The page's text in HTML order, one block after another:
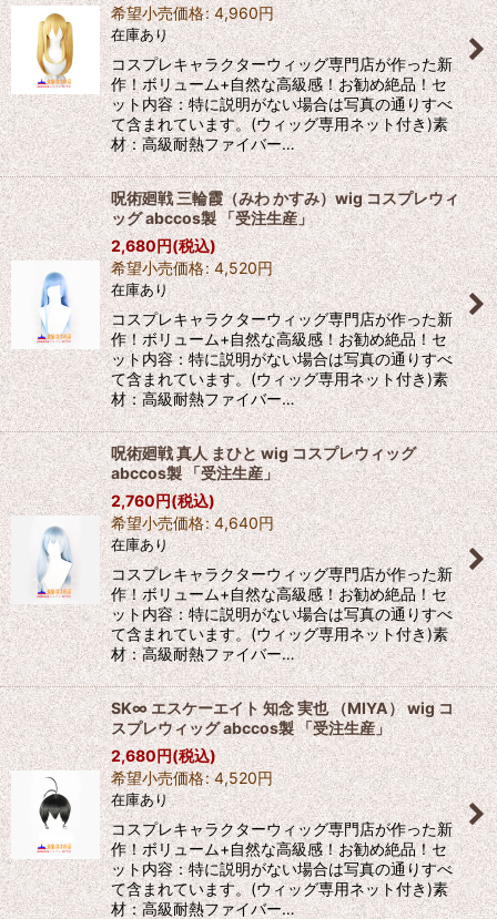
希望小売価格: 4,960円
在庫あり
コスプレキャラクターウィッグ専門店が作った新
作！ボリューム+自然な高級感！お勧め絶品！セ
ット内容：特に説明がない場合は写真の通りすべ
て含まれています。(ウィッグ専用ネット付き)素
材：高級耐熱ファイバー…
呪術廻戦 三輪霞（みわ かすみ）wig コスプレウィ
ッグ abccos製 「受注生産」
2,680円(税込)
希望小売価格: 4,520円
在庫あり
コスプレキャラクターウィッグ専門店が作った新
作！ボリューム+自然な高級感！お勧め絶品！セ
ット内容：特に説明がない場合は写真の通りすべ
て含まれています。(ウィッグ専用ネット付き)素
材：高級耐熱ファイバー…
呪術廻戦 真人 まひと wig コスプレウィッグ
abccos製 「受注生産」
2,760円(税込)
希望小売価格: 4,640円
在庫あり
コスプレキャラクターウィッグ専門店が作った新
作！ボリューム+自然な高級感！お勧め絶品！セ
ット内容：特に説明がない場合は写真の通りすべ
て含まれています。(ウィッグ専用ネット付き)素
材：高級耐熱ファイバー…
SK∞ エスケーエイト 知念 実也 （MIYA） wig コ
スプレウィッグ abccos製 「受注生産」
2,680円(税込)
希望小売価格: 4,520円
在庫あり
コスプレキャラクターウィッグ専門店が作った新
作！ボリューム+自然な高級感！お勧め絶品！セ
ット内容：特に説明がない場合は写真の通りすべ
て含まれています。(ウィッグ専用ネット付き)素
材：高級耐熱ファイバー…